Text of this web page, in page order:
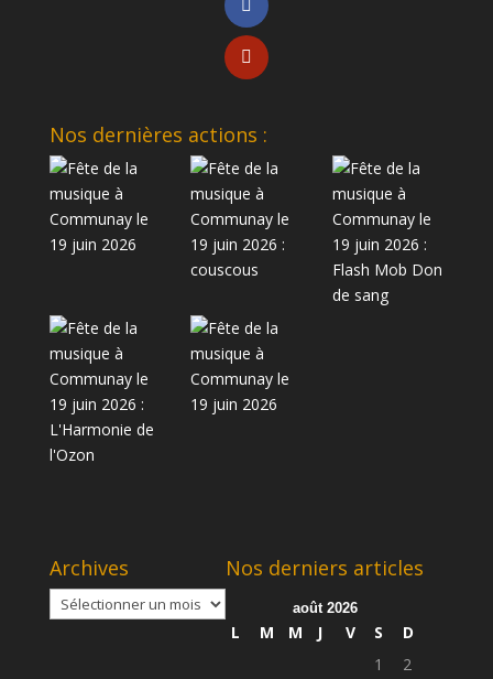
Nos dernières actions :
Archives
Archives
Nos derniers articles
août 2026
L M M J V S
D
1
2